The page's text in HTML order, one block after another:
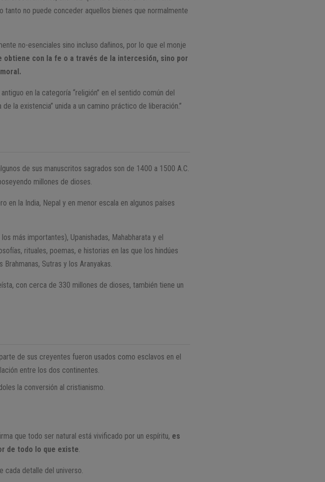
no puede conceder aquellos bienes que normalmente
no-esenciales sino incluso dañinos, por lo que el monje
obtiene con la fe o a través de la intercesión, sino por
en la categoría “religión” en el sentido común del
la existencia” unida a un camino práctico de liberación.”
de sus manuscritos sagrados son de 1400 a 1500 A.C.
millones de dioses.
en la India, Nepal y en menor escala en algunos países
más importantes), Upanishadas, Mahabharata y el
rituales, poemas, e historias en las que los hindúes
Sutras y los Aranyakas.
con cerca de 330 millones de dioses, también tiene un
de sus creyentes fueron usados como esclavos en el
entre los dos continentes.
la conversión al cristianismo.
que todo ser natural está vivificado por un espíritu, es
de todo lo que existe.
cada detalle del universo.